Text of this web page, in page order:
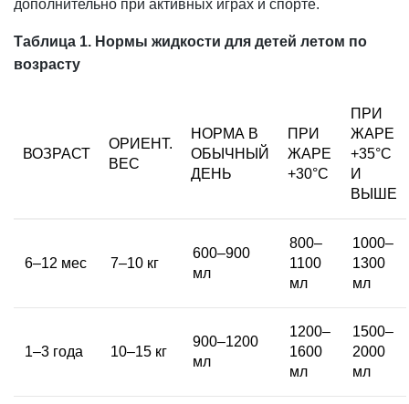
дополнительно при активных играх и спорте.
Таблица 1. Нормы жидкости для детей летом по
возрасту
ВОЗРАСТ
ОРИЕНТ.
ВЕС
НОРМА В
ОБЫЧНЫЙ
ДЕНЬ
ПРИ
ЖАРЕ
+30°С
ПРИ
ЖАРЕ
+35°С
И
ВЫШЕ
6–12 мес 7–10 кг
600–900
мл
800–
1100
мл
1000–
1300
мл
1–3 года 10–15 кг
900–1200
мл
1200–
1600
мл
1500–
2000
мл